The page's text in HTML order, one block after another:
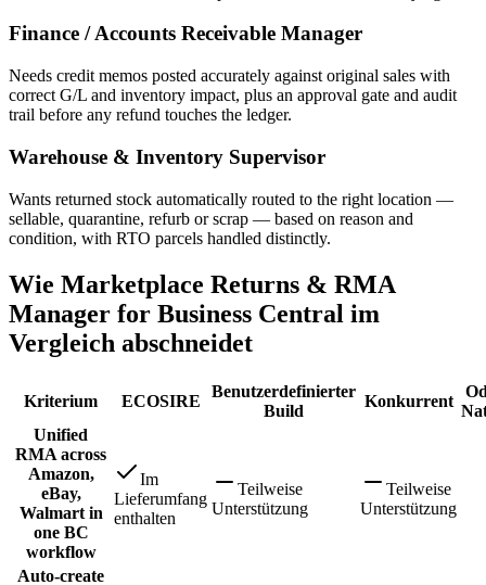
Finance / Accounts Receivable Manager
Needs credit memos posted accurately against original sales with
correct G/L and inventory impact, plus an approval gate and audit
trail before any refund touches the ledger.
Warehouse & Inventory Supervisor
Wants returned stock automatically routed to the right location —
sellable, quarantine, refurb or scrap — based on reason and
condition, with RTO parcels handled distinctly.
Wie Marketplace Returns & RMA
Manager for Business Central im
Vergleich abschneidet
Kriterium ECOSIRE
Benutzerdefinierter
Build
Konkurrent
Unified
RMA across
Amazon,
eBay,
Walmart in
one BC
workflow
Im
Lieferumfang
enthalten
Teilweise
Unterstützung
Teilweise
Unterstützung
Auto-create